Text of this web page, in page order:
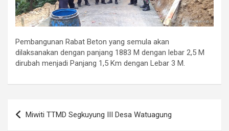
Pembangunan Rabat Beton yang semula akan
dilaksanakan dengan panjang 1883 M dengan lebar 2,5 M
dirubah menjadi Panjang 1,5 Km dengan Lebar 3 M.
Navigasi
pos
Miwiti TTMD Segkuyung III Desa Watuagung